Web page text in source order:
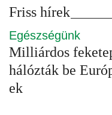
Friss hírek
Egészségünk
Milliárdos
hálózták be
ek